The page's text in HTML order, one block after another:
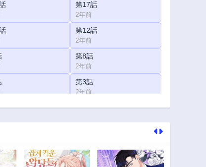
第17話
2年前
第12話
2年前
第8話
2年前
第3話
2年前